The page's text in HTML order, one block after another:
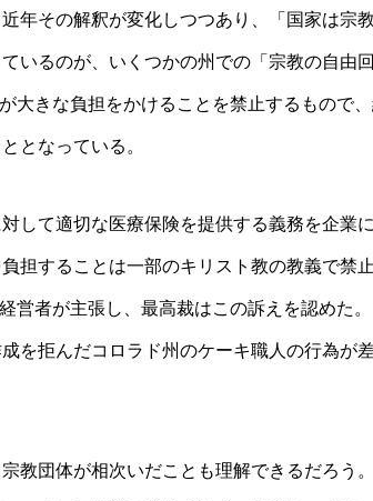
年その解釈が変化しつつあり、「国家は宗
いるのが、いくつかの州での「宗教の自由
大きな負担をかけることを禁止するもので
となっている。
して適切な医療保険を提供する義務を企業
担することは一部のキリスト教の教義で禁
営者が主張し、最高裁はこの訴えを認めた。
を拒んだコロラド州のケーキ職人の行為が
教団体が相次いだことも理解できるだろう